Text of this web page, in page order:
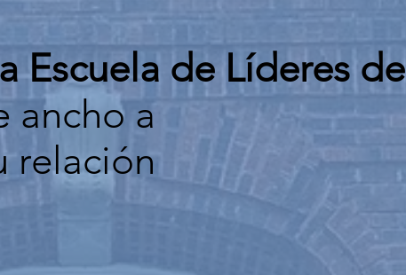
Escuela de Líderes de
ancho a
relación